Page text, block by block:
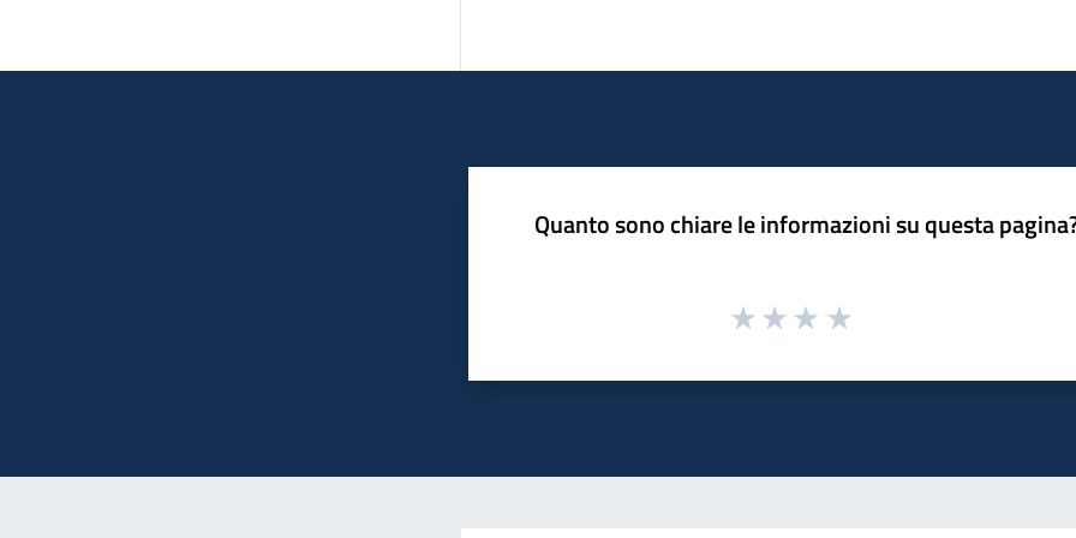
Quanto sono chiare le informazioni su questa